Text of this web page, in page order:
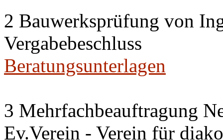
2 Bauwerksprüfung von
Vergabebeschluss
Beratungsunterlagen
3 Mehrfachbeauftragung
Ev.Verein - Verein für